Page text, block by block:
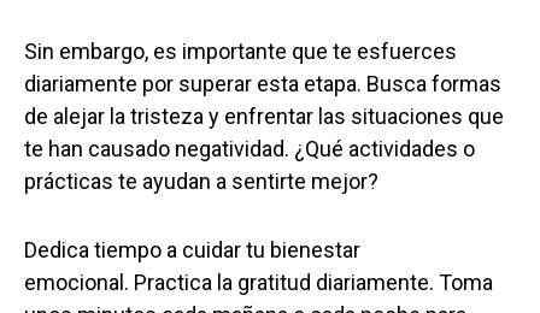
Sin embargo, es importante que te esfuerces
diariamente por superar esta etapa. Busca formas
de alejar la tristeza y enfrentar las situaciones que
te han causado negatividad. ¿Qué actividades o
prácticas te ayudan a sentirte mejor?
Dedica tiempo a cuidar tu bienestar
emocional. Practica la gratitud diariamente. Toma